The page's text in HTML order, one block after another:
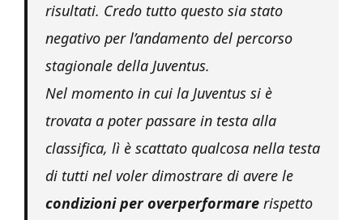
risultati. Credo tutto questo sia stato
negativo per l’andamento del percorso
stagionale della Juventus.
Nel momento in cui la Juventus si è
trovata a poter passare in testa alla
classifica, lì è scattato qualcosa nella testa
di tutti nel voler dimostrare di avere le
condizioni per overperformare rispetto